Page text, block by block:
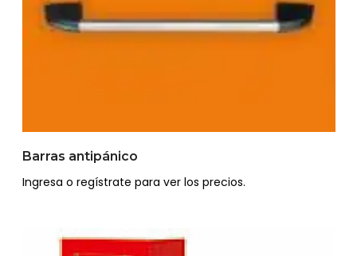
Barras antipánico
Ingresa o regístrate para ver los precios.